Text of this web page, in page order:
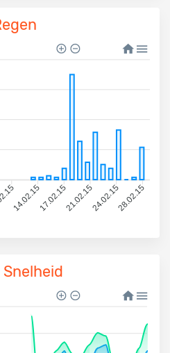
14.02.1517.02.1521.02.1524.02.1528.02.15
Snelheid